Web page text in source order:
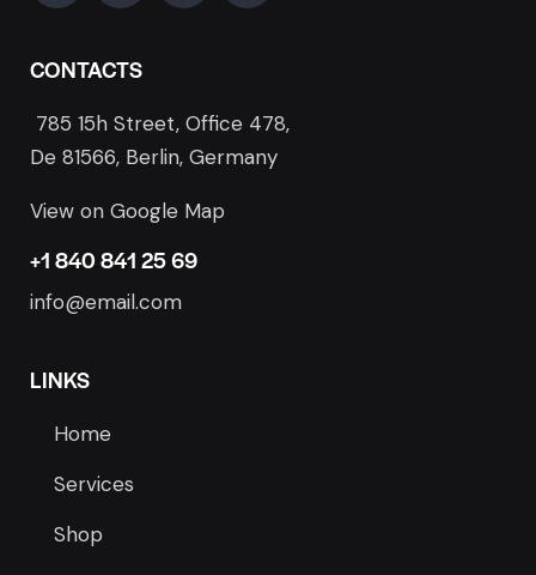
CONTACTS
785 15h Street, Office 478,
De 81566, Berlin, Germany
View on Google Map
+1 840 841 25 69
info@email.com
LINKS
Home
Services
Shop